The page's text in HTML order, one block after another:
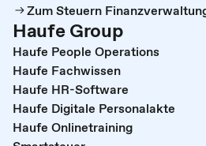
Zum Steuern
Haufe Group
Haufe People Operations
Haufe Fachwissen
Haufe HR-Software
Haufe Digitale Personalakte
Haufe Onlinetraining